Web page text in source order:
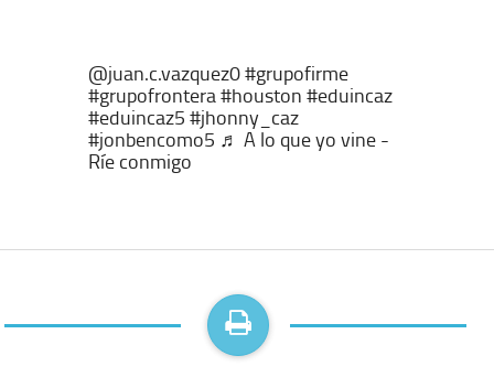
@juan.c.vazquez0#grupofirme
#grupofrontera#houston #eduincaz
#eduincaz5 #jhonny_caz
#jonbencomo5 ♬ A lo que yo vine -
Ríe conmigo